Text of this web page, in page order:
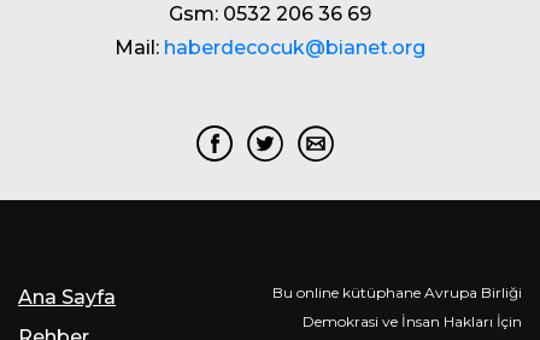
Gsm: 0532 206 36 69
Mail: haberdecocuk@bianet.org
Ana Sayfa
Bu online kütüphane Avrupa Birliği
Demokrasi ve İnsan Hakları İçin